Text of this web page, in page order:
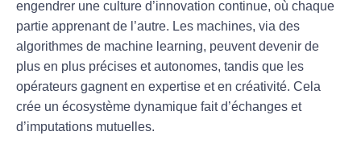
engendrer une culture d’innovation continue, où chaque
partie apprenant de l’autre. Les machines, via des
algorithmes de machine learning, peuvent devenir de
plus en plus précises et autonomes, tandis que les
opérateurs gagnent en expertise et en créativité. Cela
crée un écosystème dynamique fait d’échanges et
d’imputations mutuelles.